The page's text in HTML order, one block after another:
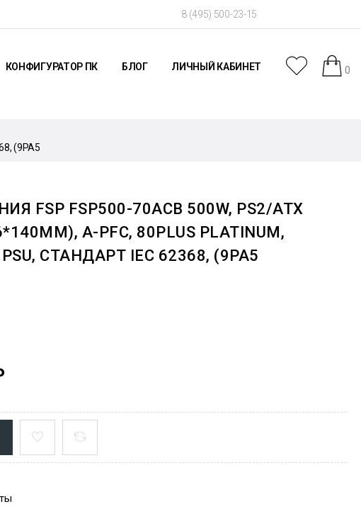
8 (495) 500-23-15
КОНФИГУРАТОР ПК БЛОГ ЛИЧНЫЙ КАБИНЕТ 0
(9PA5
FSP FSP500-70ACB 500W, PS2/ATX
A-PFC, 80PLUS PLATINUM,
PSU, СТАНДАРТ IEC 62368, (9PA5